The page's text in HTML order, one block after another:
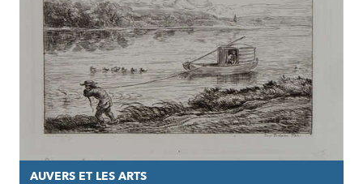
AUVERS ET LES ARTS